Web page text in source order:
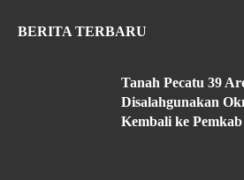
BERITA TERBARU
Tanah Pecatu 39
Disalahgunakan
Kembali ke